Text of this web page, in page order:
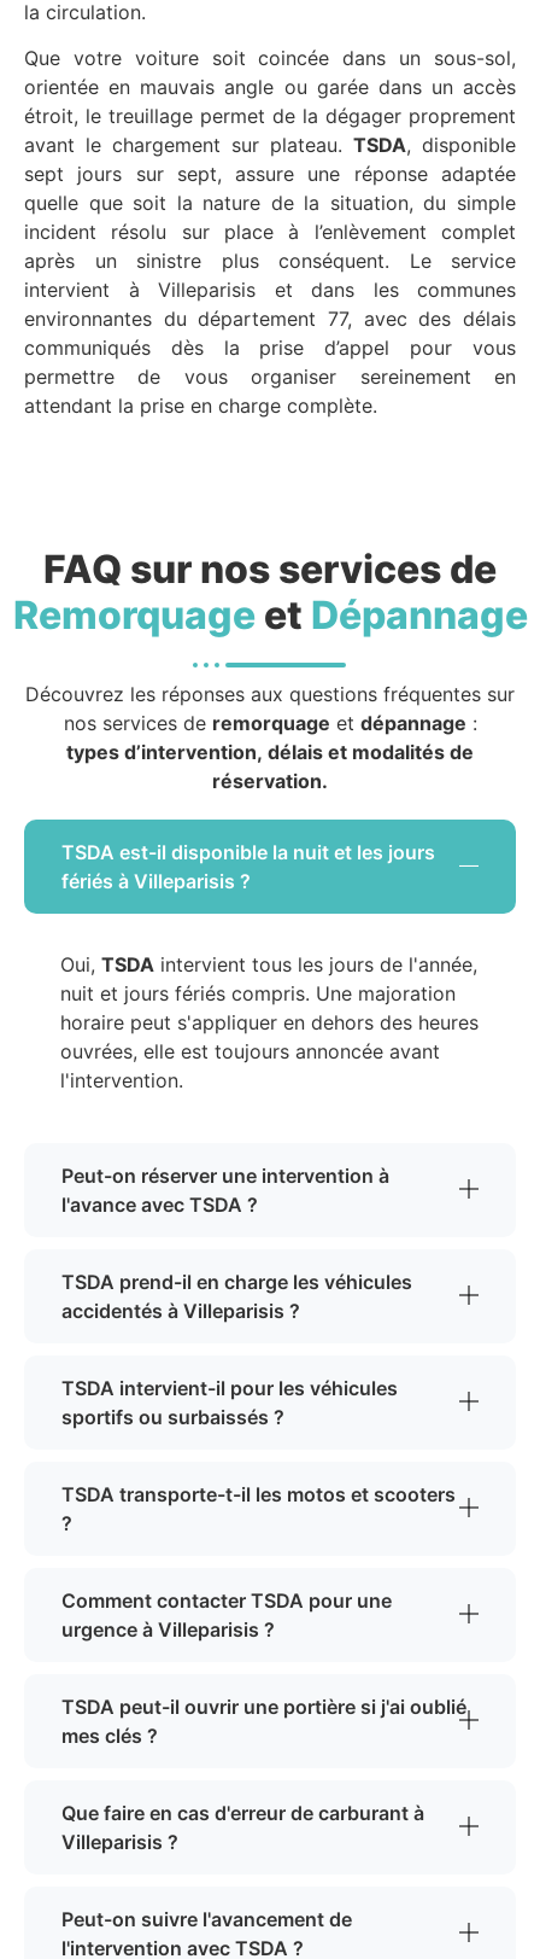
la circulation.
Que votre voiture soit coincée dans un sous-sol,
orientée en mauvais angle ou garée dans un accès
étroit, le treuillage permet de la dégager proprement
avant le chargement sur plateau. TSDA, disponible
sept jours sur sept, assure une réponse adaptée
quelle que soit la nature de la situation, du simple
incident résolu sur place à l’enlèvement complet
après un sinistre plus conséquent. Le service
intervient à Villeparisis et dans les communes
environnantes du département 77, avec des délais
communiqués dès la prise d’appel pour vous
permettre de vous organiser sereinement en
attendant la prise en charge complète.
FAQ sur nos services de
Remorquageet Dépannage
Découvrez les réponses aux questions fréquentes sur
nos services de remorquage et dépannage :
types d’intervention, délais et modalités de
réservation.
TSDA est-il disponible la nuit et les jours
fériés à Villeparisis ?
Oui, TSDA intervient tous les jours de l'année,
nuit et jours fériés compris. Une majoration
horaire peut s'appliquer en dehors des heures
ouvrées, elle est toujours annoncée avant
l'intervention.
Peut-on réserver une intervention à
l'avance avec TSDA ?
TSDA prend-il en charge les véhicules
accidentés à Villeparisis ?
TSDA intervient-il pour les véhicules
sportifs ou surbaissés ?
TSDA transporte-t-il les motos et scooters
?
Comment contacter TSDA pour une
urgence à Villeparisis ?
TSDA peut-il ouvrir une portière si j'ai oublié
mes clés ?
Que faire en cas d'erreur de carburant à
Villeparisis ?
Peut-on suivre l'avancement de
l'intervention avec TSDA ?